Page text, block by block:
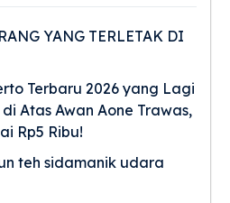
YANG TERLETAK DI
Terbaru 2026 yang Lagi
Atas Awan Aone Trawas,
Rp5 Ribu!
teh sidamanik udara